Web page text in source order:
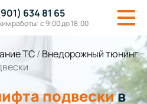
634 81 65
работы: с 9:00 до 18:00
ТС/ Внедорожный тюнинг
подвескив